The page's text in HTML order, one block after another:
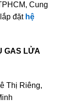
Cung
đặt hệ
GAS LỬA
Thị Riêng,